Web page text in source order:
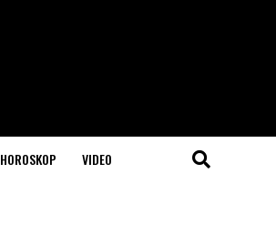
HOROSKOP VIDEO